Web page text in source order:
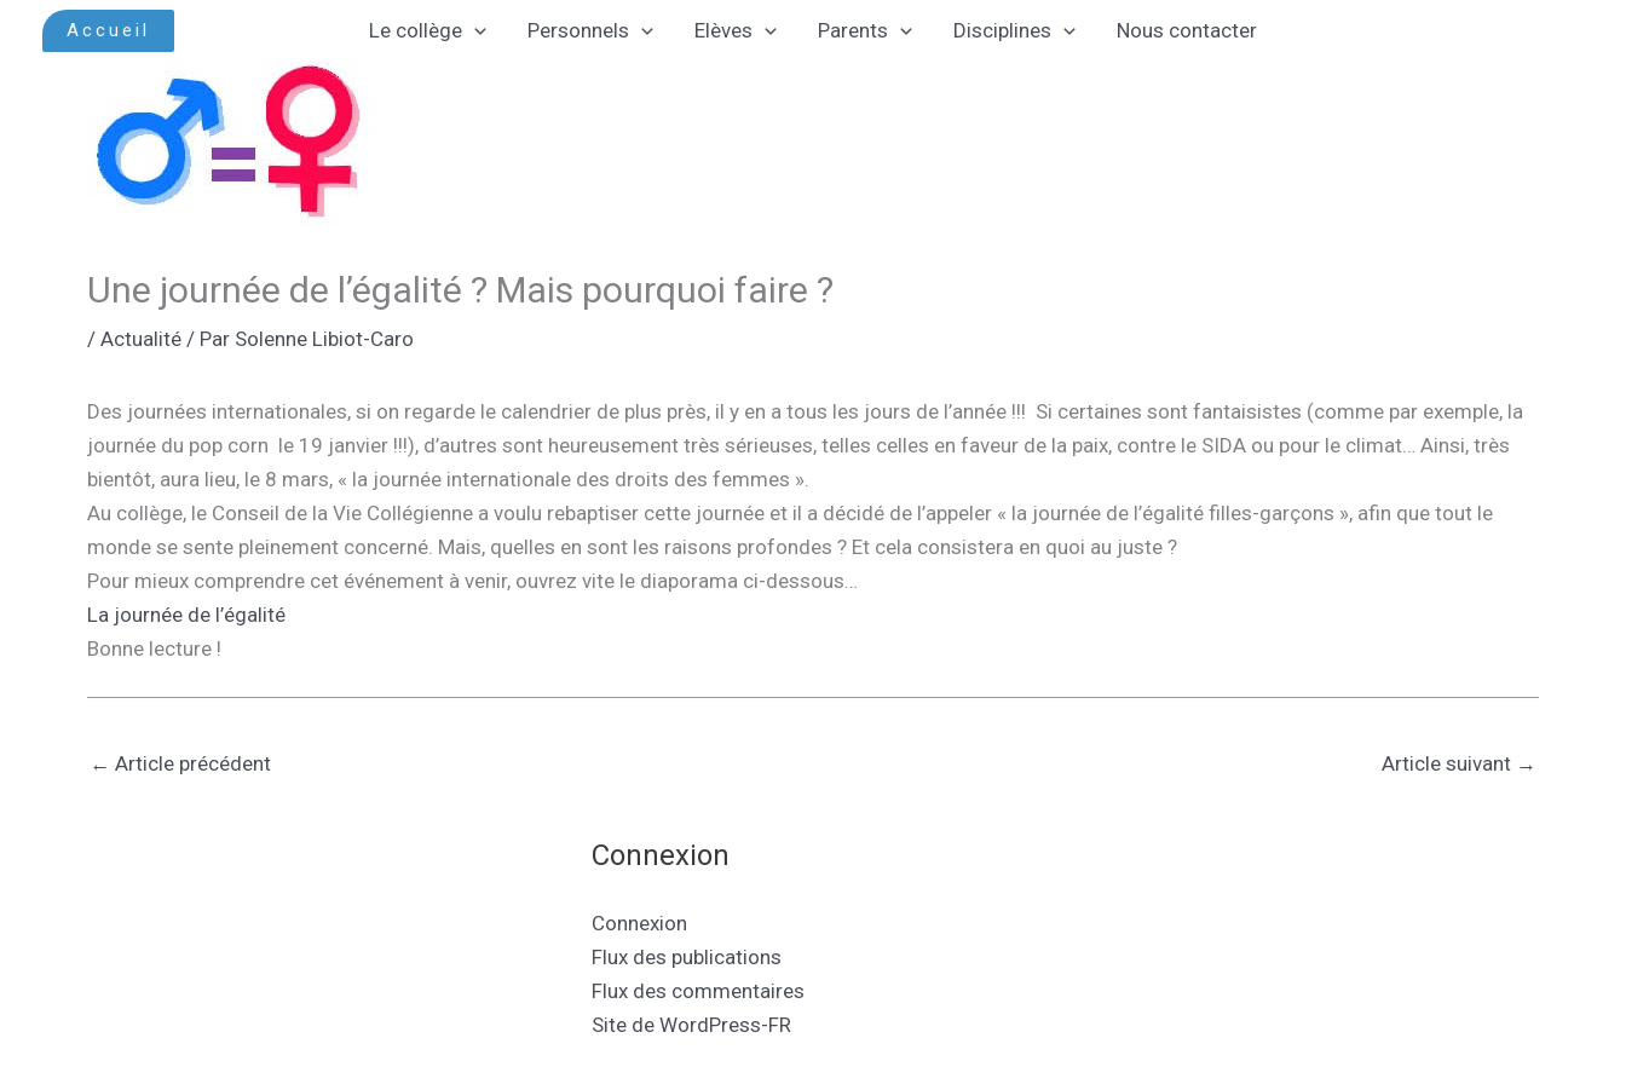
Accueil Le collège Personnels Elèves Parents Disciplines Nous contacter
Une journée de l’égalité ? Mais pourquoi faire ?
/ Actualité / Par Solenne Libiot-Caro
Des journées internationales, si on regarde le calendrier de plus près, il y en a tous les jours de l’année !!! Si certaines sont fantaisistes (comme par exemple, la
journée du pop corn le 19 janvier !!!), d’autres sont heureusement très sérieuses, telles celles en faveur de la paix, contre le SIDA ou pour le climat… Ainsi, très
bientôt, aura lieu, le 8 mars, « la journée internationale des droits des femmes ».
Au collège, le Conseil de la Vie Collégienne a voulu rebaptiser cette journée et il a décidé de l’appeler « la journée de l’égalité filles-garçons », afin que tout le
monde se sente pleinement concerné. Mais, quelles en sont les raisons profondes ? Et cela consistera en quoi au juste ?
Pour mieux comprendre cet événement à venir, ouvrez vite le diaporama ci-dessous…
La journée de l’égalité
Bonne lecture !
← Article précédent Article suivant →
Connexion
Connexion
Flux des publications
Flux des commentaires
Site de WordPress-FR